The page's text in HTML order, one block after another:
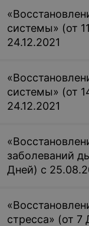
системы» (от
24.12.2021
системы» (от
24.12.2021
заболеваний
Дней) с
стресса» (от 7